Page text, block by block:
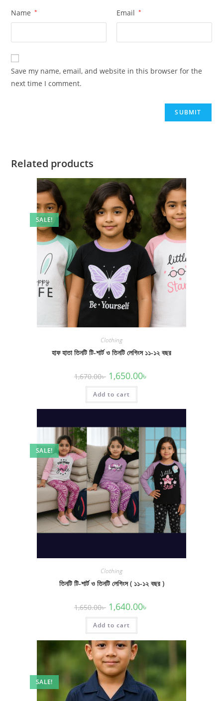
Name * Email *
Save my name, email, and website in this browser for the
next time I comment.
Related products
SALE!
Clothing
হাফ হাতা তিনটি টি-শার্ট ও তিনটি লেগিংস ১১-১২ বছর
1,670.00৳ Original
price
was:
1,670.00৳ .
1,650.00৳
Add to cart
SALE!
Clothing
তিনটি টি-শার্ট ও তিনটি লেগিংস ( ১১-১২ বছর )
1,650.00৳ Original
price
was:
1,650.00৳ .
1,640.00৳
Add to cart
SALE!